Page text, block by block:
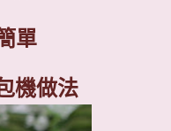
單
機做法